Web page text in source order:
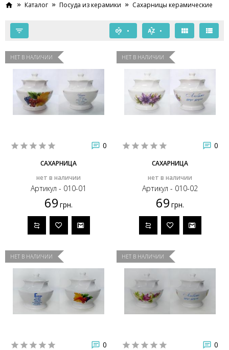
Каталог Посуда из керамики Сахарницы керамические
НЕТ В НАЛИЧИИ
0
САХАРНИЦА
нет в наличии
Артикул - 010-01
69 грн.
НЕТ В НАЛИЧИИ
0
САХАРНИЦА
нет в наличии
Артикул - 010-02
69 грн.
НЕТ В НАЛИЧИИ
0
НЕТ В НАЛИЧИИ
0